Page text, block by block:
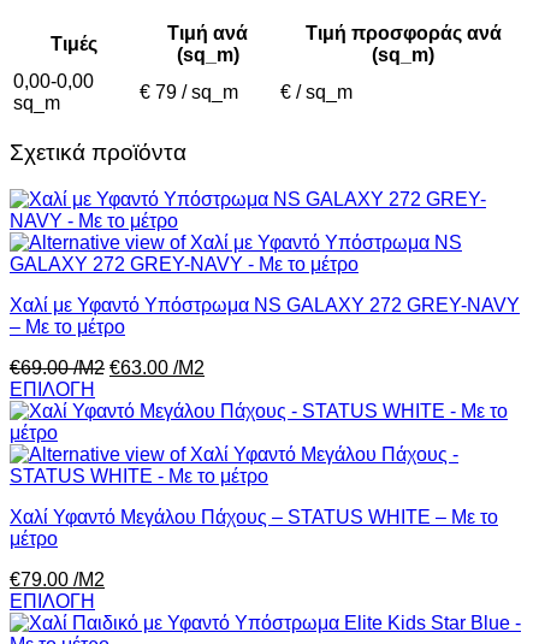
Τιμές
Τιμή ανά
(sq_m)
Τιμή προσφοράς ανά
(sq_m)
0,00-0,00
sq_m
€ 79 / sq_m € / sq_m
Σχετικά προϊόντα
Χαλί με Υφαντό Υπόστρωμα NS GALAXY 272 GREY-NAVY
– Με το μέτρο
€69.00/Μ2 €63.00 /Μ2
ΕΠΙΛΟΓΗ
Χαλί Υφαντό Μεγάλου Πάχους – STATUS WHITE – Με το
μέτρο
€79.00 /Μ2
ΕΠΙΛΟΓΗ